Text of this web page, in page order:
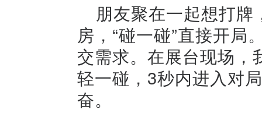
朋友聚在一起想打
房，“碰一碰”直接开局
交需求。在展台现场，
轻一碰，3秒内进入对
奋。